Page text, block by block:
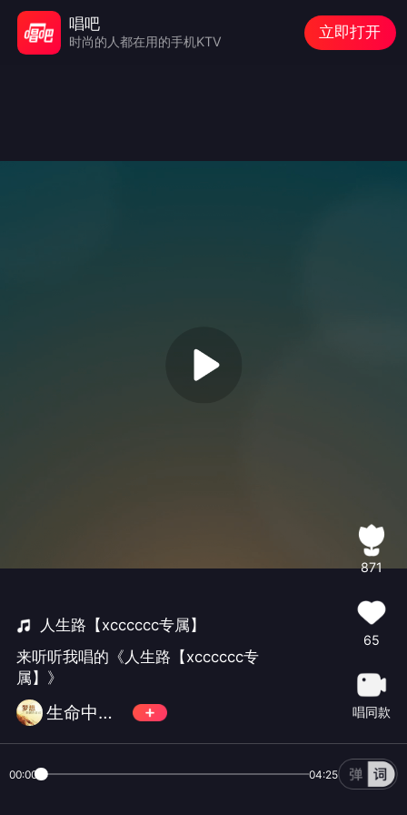
人生路【xcccccc专属】
来听听我唱的《人生路【xcccccc专
属】》
生命中最美的音符🎶
871
65
唱同款
00:00 04:25
唱吧
时尚的人都在用的手机KTV
立即打开